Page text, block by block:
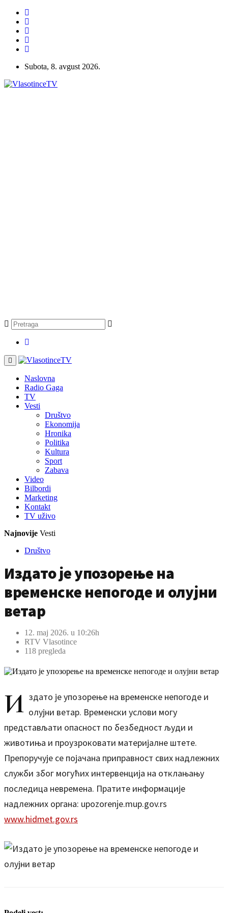
Subota, 8. avgust 2026.
Naslovna
Radio Gaga
TV
Vesti
Društvo
Ekonomija
Hronika
Politika
Kultura
Sport
Zabava
Video
Bilbordi
Marketing
Kontakt
TV uživo
Najnovije Vesti
Društvo
Издато је упозорење на
временске непогоде и олујни
ветар
12. maj 2026. u 10:26h
RTV Vlasotince
118 pregleda
И здато је упозорење на временске непогоде и
олујни ветар. Временски услови могу
представљати опасност по безбедност људи и
животиња и проузроковати материјалне штете.
Препоручује се појачана приправност свих надлежних
служби због могућих интервенција на отклањању
последица невремена. Пратите информације
надлежних органа: upozorenje.mup.gov.rs
www.hidmet.gov.rs